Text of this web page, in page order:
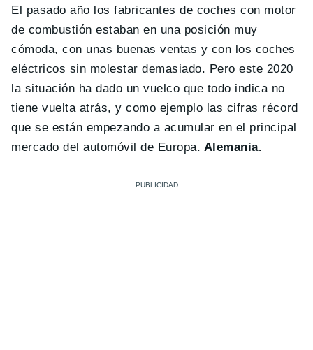
El pasado año los fabricantes de coches con motor
de combustión estaban en una posición muy
cómoda, con unas buenas ventas y con los coches
eléctricos sin molestar demasiado. Pero este 2020
la situación ha dado un vuelco que todo indica no
tiene vuelta atrás, y como ejemplo las cifras récord
que se están empezando a acumular en el principal
mercado del automóvil de Europa. Alemania.